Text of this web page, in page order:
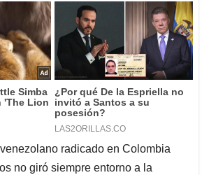
radicado en Colombia
no giró siempre entorno a la